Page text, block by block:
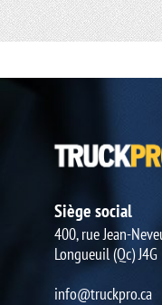
Siège social
400, rue Jean-
Longueuil (Qc)
info@truckpro.ca